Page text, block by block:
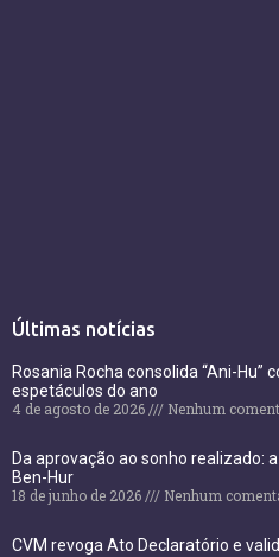
Últimas notícias
Rosania Rocha consolida “Ani-Hu”
espetáculos do ano
4 de agosto de 2026
Nenhum
Da aprovação ao sonho realizado:
Ben-Hur
18 de junho de 2026
Nenhum
CVM revoga Ato Declaratório e